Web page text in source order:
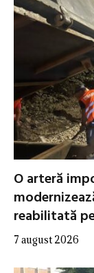
O arteră
reabilitată
7 august 2026